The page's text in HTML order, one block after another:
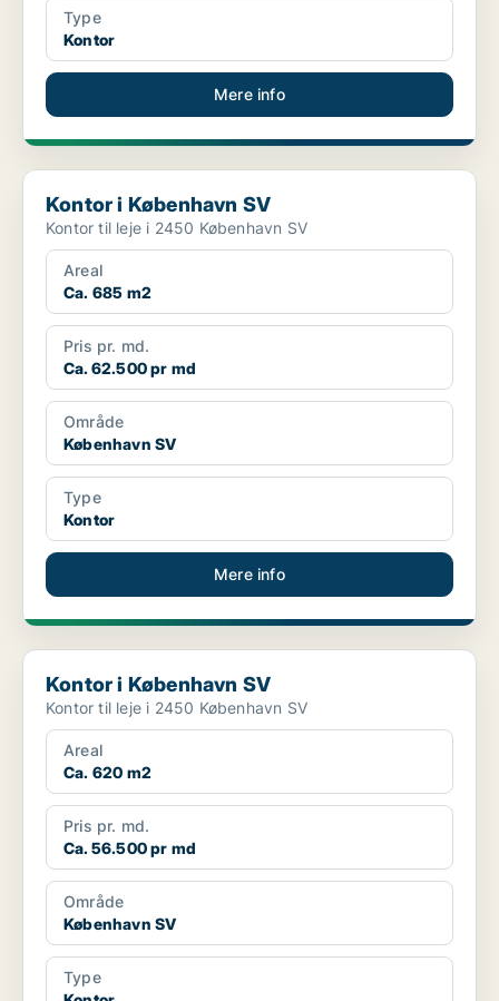
Type
Kontor
Mere info
Kontor i København SV
Kontor i København SV
Kontor til leje i 2450 København SV
Areal
Ca. 685 m2
Pris pr. md.
Ca. 62.500 pr md
Område
København SV
Type
Kontor
Mere info
Kontor i København SV
Kontor i København SV
Kontor til leje i 2450 København SV
Areal
Ca. 620 m2
Pris pr. md.
Ca. 56.500 pr md
Område
København SV
Type